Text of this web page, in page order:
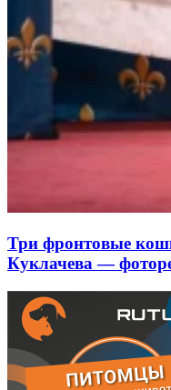
Три фронтовые
Куклачева —